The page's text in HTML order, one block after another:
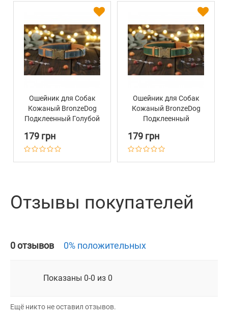
Ошейник для Собак
Кожаный BronzeDog
Подклеенный Голубой
179 грн
Ошейник для Собак
Кожаный BronzeDog
Подклеенный
179 грн
Отзывы покупателей
0 отзывов 0% положительных
Показаны 0-0 из 0
Ещё никто не оставил отзывов.